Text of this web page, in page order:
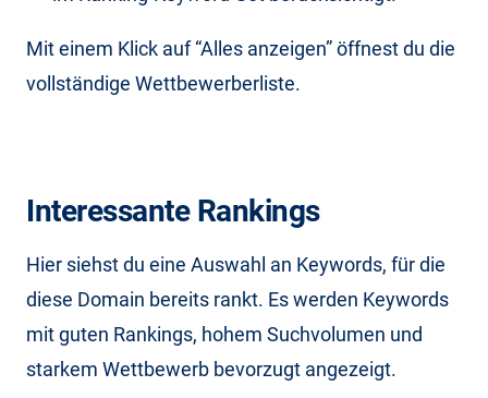
Mit einem Klick auf “Alles anzeigen” öffnest du die
vollständige Wettbewerberliste.
Interessante Rankings
Hier siehst du eine Auswahl an Keywords, für die
diese Domain bereits rankt. Es werden Keywords
mit guten Rankings, hohem Suchvolumen und
starkem Wettbewerb bevorzugt angezeigt.